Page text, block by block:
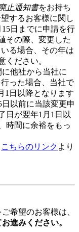
止通知書をお持ち
するお客様に関し
日 までに申請を行
その際、変更した
る場合、その年は
ください。
他社から当社に
った場合、当社で
1日 以降となります
日以前に当該変更申
日が翌年1月1日以
時間に余裕をもっ
こちらのリンク より
希望のお客様は、
進みください。